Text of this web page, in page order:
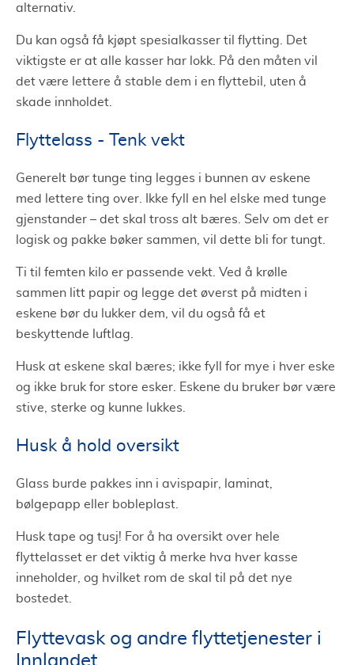
alternativ.
Du kan også få kjøpt spesialkasser til flytting. Det
viktigste er at alle kasser har lokk. På den måten vil
det være lettere å stable dem i en flyttebil, uten å
skade innholdet.
Flyttelass - Tenk vekt
Generelt bør tunge ting legges i bunnen av eskene
med lettere ting over. Ikke fyll en hel elske med tunge
gjenstander – det skal tross alt bæres. Selv om det er
logisk og pakke bøker sammen, vil dette bli for tungt.
Ti til femten kilo er passende vekt. Ved å krølle
sammen litt papir og legge det øverst på midten i
eskene bør du lukker dem, vil du også få et
beskyttende luftlag.
Husk at eskene skal bæres; ikke fyll for mye i hver eske
og ikke bruk for store esker. Eskene du bruker bør være
stive, sterke og kunne lukkes.
Husk å hold oversikt
Glass burde pakkes inn i avispapir, laminat,
bølgepapp eller bobleplast.
Husk tape og tusj! For å ha oversikt over hele
flyttelasset er det viktig å merke hva hver kasse
inneholder, og hvilket rom de skal til på det nye
bostedet.
Flyttevask og andre flyttetjenester i
Innlandet